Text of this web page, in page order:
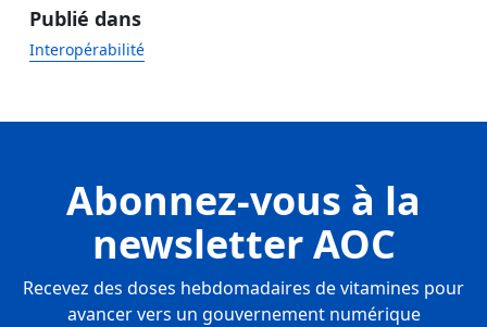
Publié dans
Interopérabilité
Abonnez-vous à la
newsletter AOC
Recevez des doses hebdomadaires de vitamines pour
avancer vers un gouvernement numérique